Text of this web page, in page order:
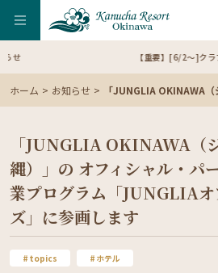
【重要】[6/2～]クラブハウス内の精算方法
ホーム お知らせ 「JUNGLIA OKINAWA（ジャングリア沖縄）」の オフィシャル・パー
「JUNGLIA OKINAWA（
縄）」の オフィシャル・パ
業プログラム「JUNGLIAオ
ズ」に参画します
topics ホテル